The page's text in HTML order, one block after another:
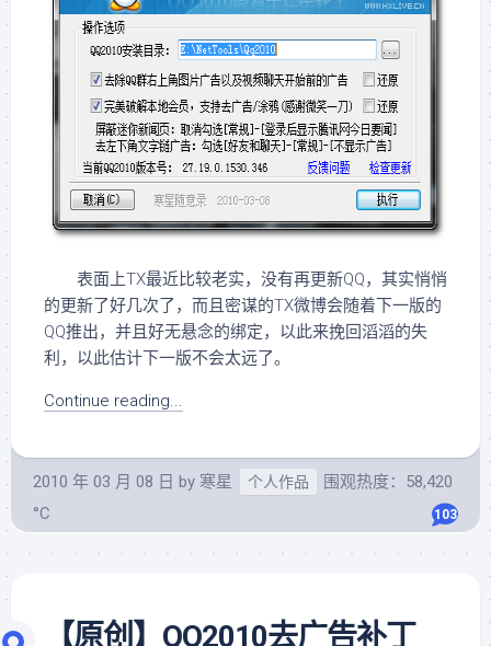
表面上TX最近比较老实，没有再更新QQ，其实悄悄
的更新了好几次了，而且密谋的TX微博会随着下一版的
QQ推出，并且好无悬念的绑定，以此来挽回滔滔的失
利，以此估计下一版不会太远了。
Continue reading...
2010 年 03 月 08 日 by 寒星 个人作品
围观热度：58,420
°C
103
【原创】QQ2010去广告补丁